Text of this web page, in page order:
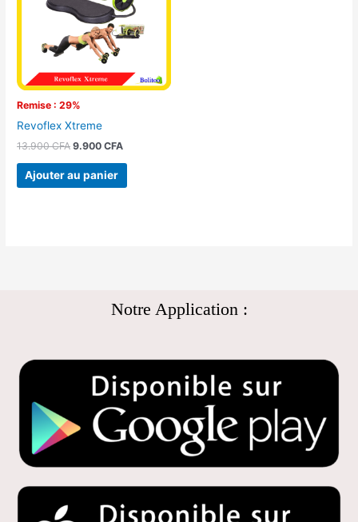
Remise : 29%
Revoflex Xtreme
13.900CFA 9.900CFA
Ajouter au panier
Notre Application :